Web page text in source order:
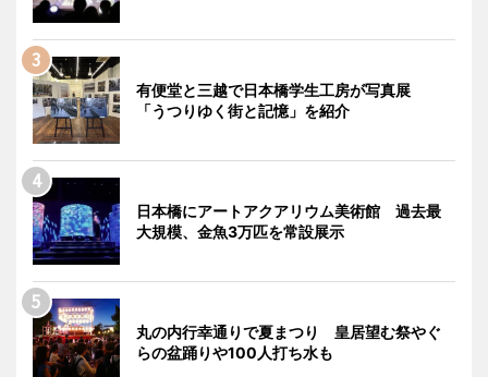
有便堂と三越で日本橋学生工房が写真展
「うつりゆく街と記憶」を紹介
日本橋にアートアクアリウム美術館 過去最
大規模、金魚3万匹を常設展示
丸の内行幸通りで夏まつり 皇居望む祭やぐ
らの盆踊りや100人打ち水も